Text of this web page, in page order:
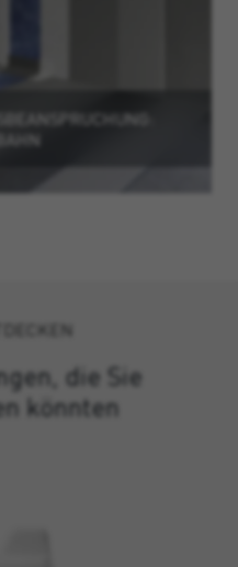
die Sie
könnten